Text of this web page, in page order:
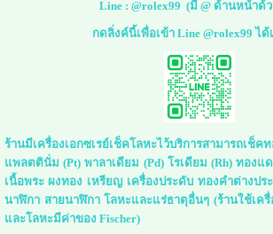
Line :@rolex99 (มี @ ด้านหน้าด้
กดลิ่งค์นี้เพื่อเข้า Line @rolex99 ได้
ร้านมีเครื่องเอกซเรย์เช็คโลหะไว้บริการสามารถเ
แพลตตินั่ม (Pt) พาลาเดียม (Pd) โรเดียม (Rh) ทองแ
เนื้อพระ ผงทอง เหรียญ เครื่องประดับ ทองคำต่างป
นาฬิกา สายนาฬิกา โลหะและแร่ธาตุอื่นๆ (ร้านใช้เครื่
และโลหะมีค่าของ Fischer)